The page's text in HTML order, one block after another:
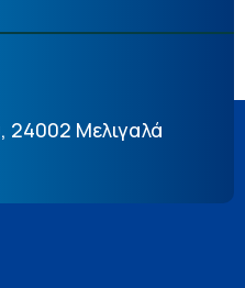
24002 Μελιγαλά